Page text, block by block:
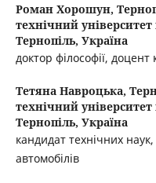
Роман Хорошун,
технічний
Тернопіль, Україна
доктор філософії,
Тетяна Навроцька,
технічний
Тернопіль, Україна
кандидат технічних
автомобілів